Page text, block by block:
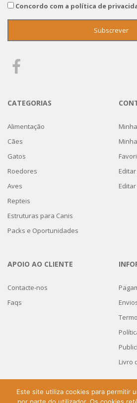
Concordo com a política de
CATEGORIAS
Alimentação
Cães
Gatos
Roedores
Aves
Repteis
Estruturas para Canis
Packs e Oportunidades
APOIO AO CLIENTE
Contacte-nos
Faqs
Livro
Este site utiliza cookies para permitir